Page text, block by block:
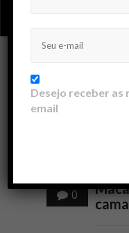
0
Desejo receber as
email